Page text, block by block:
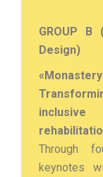
GROUP
Design)
Through
keynotes